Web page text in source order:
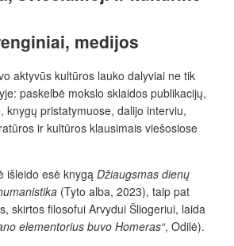
medijos
aktyvūs kultūros lauko dalyviai ne tik
paskelbė mokslo sklaidos publikacijų,
knygų pristatymuose, dalijo interviu,
ir kultūros klausimais viešosiose
išleido esė knygą Džiaugsmas dienų
(Tyto alba, 2023), taip pat
skirtos filosofui Arvydui Šliogeriui, laida
elementorius buvo Homeras“, Odilė).